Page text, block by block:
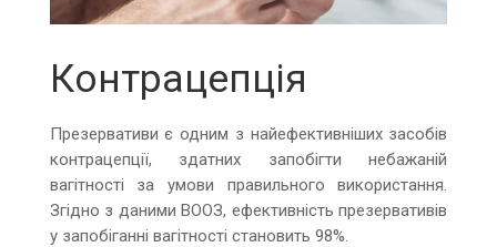
Контрацепція
Презервативи є одним з найефективніших засобів
контрацепції, здатних запобігти небажаній
вагітності за умови правильного використання.
Згідно з даними ВООЗ, ефективність презервативів
у запобіганні вагітності становить 98%.